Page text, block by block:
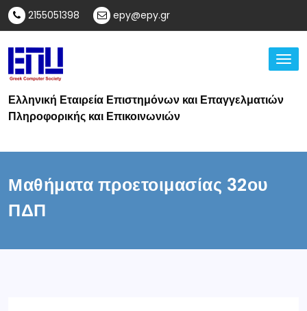
2155051398 epy@epy.gr
Ελληνική Εταιρεία Επιστημόνων και Επαγγελματιών
Πληροφορικής και Επικοινωνιών
Μαθήματα προετοιμασίας 32ου
ΠΔΠ